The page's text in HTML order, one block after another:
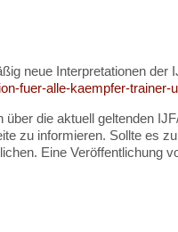
neue Interpretationen der
fuer-alle-kaempfer-trainer-
die aktuell geltenden
zu informieren. Sollte es
Eine Veröffentlichung